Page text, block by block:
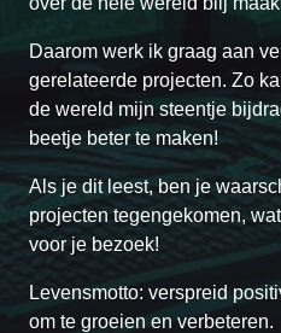
Daarom werk ik graag aan
gerelateerde projecten. Zo
de wereld mijn steentje
beetje beter te maken!
Als je dit leest, ben je
projecten tegengekomen,
voor je bezoek!
Levensmotto: verspreid
om te groeien en verbeteren.